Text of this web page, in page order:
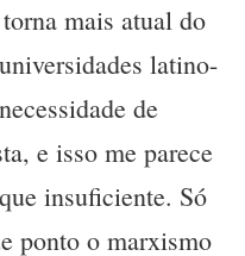
mais atual do
latino-
de
e isso me parece
insuficiente. Só
ponto o marxismo